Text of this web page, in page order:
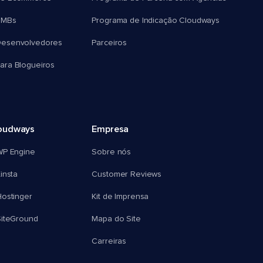
Blogueiros
Programa de Indicação Cloudways
Parceiros
Engine
Empresa
Sobre nós
Customer Reviews
Kit de Imprensa
Mapa do Site
Carreiras